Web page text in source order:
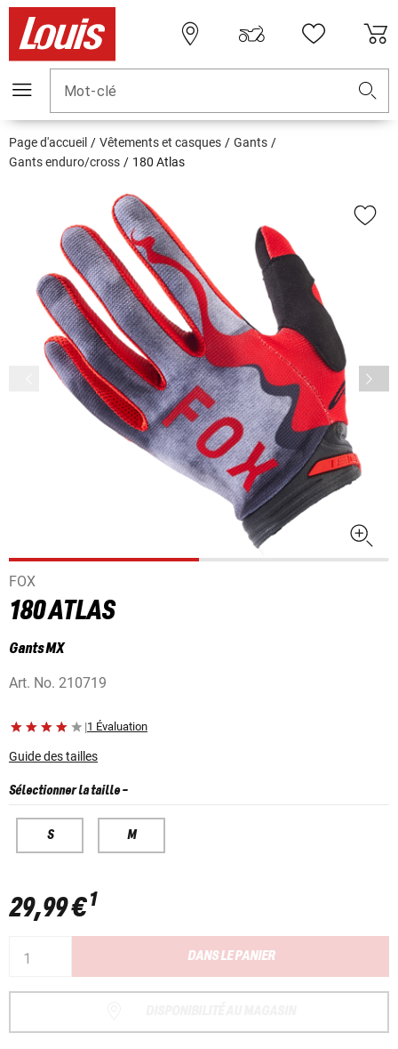
Mot-clé
Page d'accueil Vêtements et casques
Gants
Gants enduro/cross
180 Atlas
FOX
180 ATLAS
Gants MX
Art. No. 210719
|1 Évaluation
Guide des tailles
Sélectionner la taille-
S M
29,99 €1
DANS LE PANIER